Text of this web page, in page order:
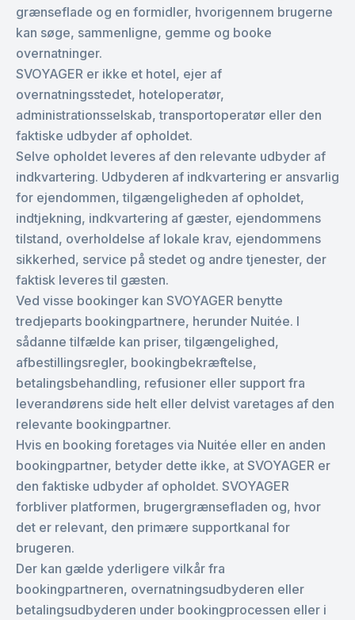
grænseflade og en formidler, hvorigennem brugerne
kan søge, sammenligne, gemme og booke
overnatninger.
SVOYAGER er ikke et hotel, ejer af
overnatningsstedet, hoteloperatør,
administrationsselskab, transportoperatør eller den
faktiske udbyder af opholdet.
Selve opholdet leveres af den relevante udbyder af
indkvartering. Udbyderen af indkvartering er ansvarlig
for ejendommen, tilgængeligheden af opholdet,
indtjekning, indkvartering af gæster, ejendommens
tilstand, overholdelse af lokale krav, ejendommens
sikkerhed, service på stedet og andre tjenester, der
faktisk leveres til gæsten.
Ved visse bookinger kan SVOYAGER benytte
tredjeparts bookingpartnere, herunder Nuitée. I
sådanne tilfælde kan priser, tilgængelighed,
afbestillingsregler, bookingbekræftelse,
betalingsbehandling, refusioner eller support fra
leverandørens side helt eller delvist varetages af den
relevante bookingpartner.
Hvis en booking foretages via Nuitée eller en anden
bookingpartner, betyder dette ikke, at SVOYAGER er
den faktiske udbyder af opholdet. SVOYAGER
forbliver platformen, brugergrænsefladen og, hvor
det er relevant, den primære supportkanal for
brugeren.
Der kan gælde yderligere vilkår fra
bookingpartneren, overnatningsudbyderen eller
betalingsudbyderen under bookingprocessen eller i